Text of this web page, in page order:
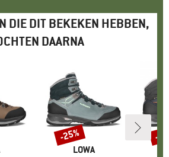
DIE DIT BEKEKEN HEBBEN,
DAARNA
MERK
LOWA
Korting
-25% -